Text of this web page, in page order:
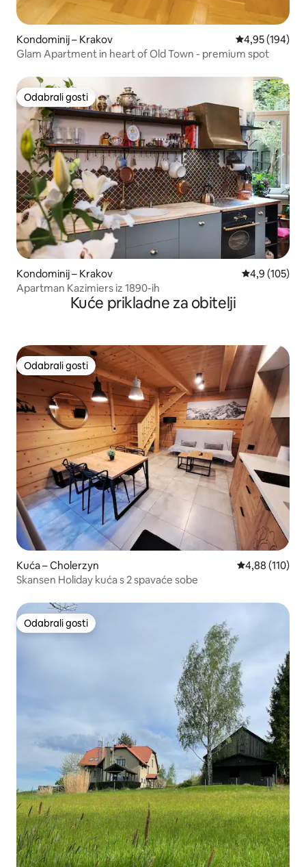
Kondominij – Krakov Prosječna
4,95 (194)
Glam Apartment in heart of Old Town - premium spot
Odabrali gosti
Odabrali gosti
Kondominij – Krakov Prosječna
4,9 (105)
Apartman Kazimiers iz 1890-ih
Kuće prikladne za obitelji
Odabrali gosti
Odabrali gosti
Kuća – Cholerzyn Prosječna
4,88 (110)
Skansen Holiday kuća s 2 spavaće sobe
Odabrali gosti
Odabrali gosti